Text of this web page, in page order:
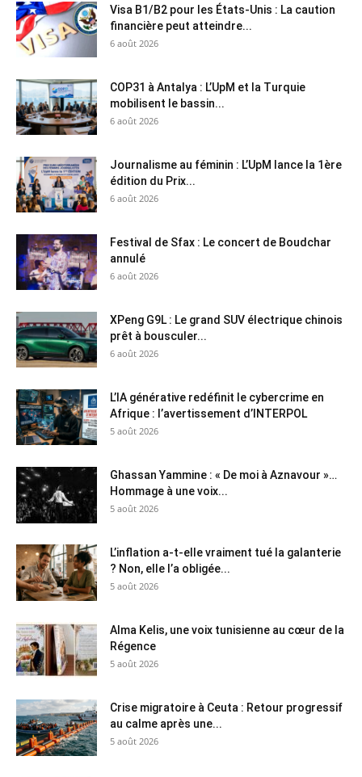
Visa B1/B2 pour les États-Unis : La caution
financière peut atteindre...
6 août 2026
COP31 à Antalya : L’UpM et la Turquie
mobilisent le bassin...
6 août 2026
Journalisme au féminin : L’UpM lance la 1ère
édition du Prix...
6 août 2026
Festival de Sfax : Le concert de Boudchar
annulé
6 août 2026
XPeng G9L : Le grand SUV électrique chinois
prêt à bousculer...
6 août 2026
L’IA générative redéfinit le cybercrime en
Afrique : l’avertissement d’INTERPOL
5 août 2026
Ghassan Yammine : « De moi à Aznavour »…
Hommage à une voix...
5 août 2026
L’inflation a-t-elle vraiment tué la galanterie
? Non, elle l’a obligée...
5 août 2026
Alma Kelis, une voix tunisienne au cœur de la
Régence
5 août 2026
Crise migratoire à Ceuta : Retour progressif
au calme après une...
5 août 2026